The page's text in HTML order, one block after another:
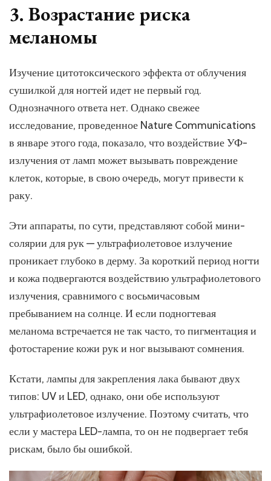
3. Возрастание риска
меланомы
Изучение цитотоксического эффекта от облучения
сушилкой для ногтей идет не первый год.
Однозначного ответа нет. Однако свежее
исследование, проведенное Nature Communications
в январе этого года, показало, что воздействие УФ-
излучения от ламп может вызывать повреждение
клеток, которые, в свою очередь, могут привести к
раку.
Эти аппараты, по сути, представляют собой мини-
солярии для рук — ультрафиолетовое излучение
проникает глубоко в дерму. За короткий период ногти
и кожа подвергаются воздействию ультрафиолетового
излучения, сравнимого с восьмичасовым
пребыванием на солнце. И если подногтевая
меланома встречается не так часто, то пигментация и
фотостарение кожи рук и ног вызывают сомнения.
Кстати, лампы для закрепления лака бывают двух
типов: UV и LED, однако, они обе используют
ультрафиолетовое излучение. Поэтому считать, что
если у мастера LED-лампа, то он не подвергает тебя
рискам, было бы ошибкой.